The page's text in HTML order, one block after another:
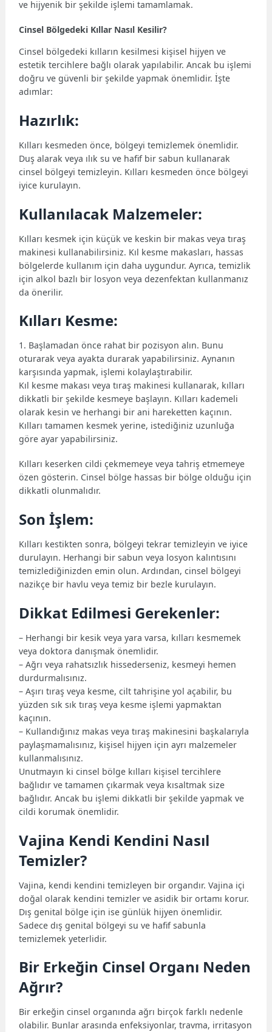
ve hijyenik bir şekilde işlemi tamamlamak.
Cinsel Bölgedeki Kıllar Nasıl Kesilir?
Cinsel bölgedeki kılların kesilmesi kişisel hijyen ve
estetik tercihlere bağlı olarak yapılabilir. Ancak bu işlemi
doğru ve güvenli bir şekilde yapmak önemlidir. İşte
adımlar:
Hazırlık:
Kılları kesmeden önce, bölgeyi temizlemek önemlidir.
Duş alarak veya ılık su ve hafif bir sabun kullanarak
cinsel bölgeyi temizleyin. Kılları kesmeden önce bölgeyi
iyice kurulayın.
Kullanılacak Malzemeler:
Kılları kesmek için küçük ve keskin bir makas veya tıraş
makinesi kullanabilirsiniz. Kıl kesme makasları, hassas
bölgelerde kullanım için daha uygundur. Ayrıca, temizlik
için alkol bazlı bir losyon veya dezenfektan kullanmanız
da önerilir.
Kılları Kesme:
1. Başlamadan önce rahat bir pozisyon alın. Bunu
oturarak veya ayakta durarak yapabilirsiniz. Aynanın
karşısında yapmak, işlemi kolaylaştırabilir.
Kıl kesme makası veya tıraş makinesi kullanarak, kılları
dikkatli bir şekilde kesmeye başlayın. Kılları kademeli
olarak kesin ve herhangi bir ani hareketten kaçının.
Kılları tamamen kesmek yerine, istediğiniz uzunluğa
göre ayar yapabilirsiniz.
Kılları keserken cildi çekmemeye veya tahriş etmemeye
özen gösterin. Cinsel bölge hassas bir bölge olduğu için
dikkatli olunmalıdır.
Son İşlem:
Kılları kestikten sonra, bölgeyi tekrar temizleyin ve iyice
durulayın. Herhangi bir sabun veya losyon kalıntısını
temizlediğinizden emin olun. Ardından, cinsel bölgeyi
nazikçe bir havlu veya temiz bir bezle kurulayın.
Dikkat Edilmesi Gerekenler:
– Herhangi bir kesik veya yara varsa, kılları kesmemek
veya doktora danışmak önemlidir.
– Ağrı veya rahatsızlık hissederseniz, kesmeyi hemen
durdurmalısınız.
– Aşırı tıraş veya kesme, cilt tahrişine yol açabilir, bu
yüzden sık sık tıraş veya kesme işlemi yapmaktan
kaçının.
– Kullandığınız makas veya tıraş makinesini başkalarıyla
paylaşmamalısınız, kişisel hijyen için ayrı malzemeler
kullanmalısınız.
Unutmayın ki cinsel bölge kılları kişisel tercihlere
bağlıdır ve tamamen çıkarmak veya kısaltmak size
bağlıdır. Ancak bu işlemi dikkatli bir şekilde yapmak ve
cildi korumak önemlidir.
Vajina Kendi Kendini Nasıl
Temizler?
Vajina, kendi kendini temizleyen bir organdır. Vajina içi
doğal olarak kendini temizler ve asidik bir ortamı korur.
Dış genital bölge için ise günlük hijyen önemlidir.
Sadece dış genital bölgeyi su ve hafif sabunla
temizlemek yeterlidir.
Bir Erkeğin Cinsel Organı Neden
Ağrır?
Bir erkeğin cinsel organında ağrı birçok farklı nedenle
olabilir. Bunlar arasında enfeksiyonlar, travma, irritasyon